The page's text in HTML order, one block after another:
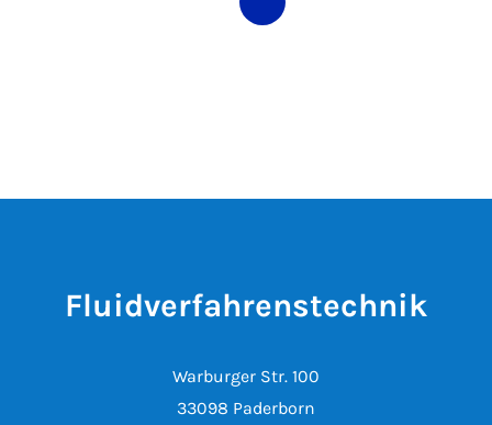
Fluidverfahrenstechnik
Warburger Str. 100
33098 Paderborn